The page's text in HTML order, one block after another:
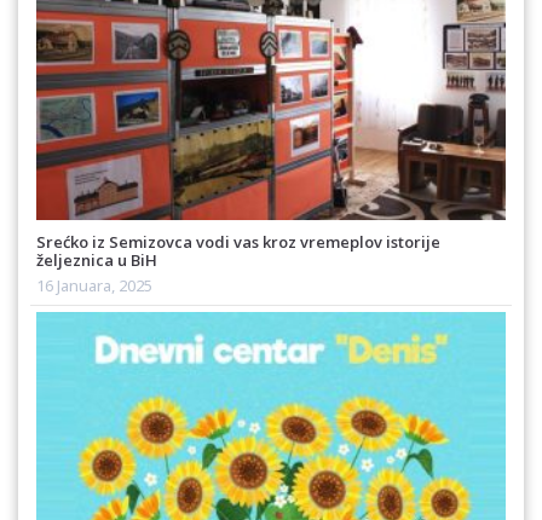
Srećko iz Semizovca vodi vas kroz vremeplov istorije
željeznica u BiH
16 Januara, 2025